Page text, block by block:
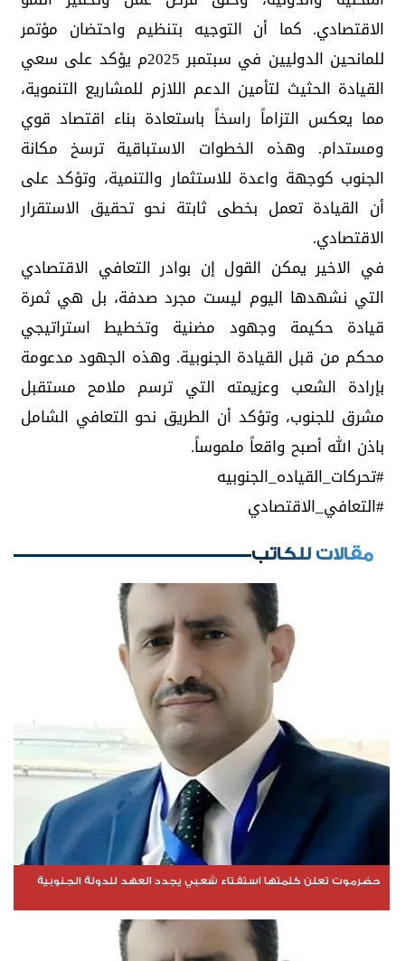
الاقتصادي. كما أن التوجيه بتنظيم واحتضان مؤتمر
للمانحين الدوليين في سبتمبر 2025م يؤكد على سعي
القيادة الحثيث لتأمين الدعم اللازم للمشاريع التنموية،
مما يعكس التزاماً راسخاً باستعادة بناء اقتصاد قوي
ومستدام. وهذه الخطوات الاستباقية ترسخ مكانة
الجنوب كوجهة واعدة للاستثمار والتنمية، وتؤكد على
أن القيادة تعمل بخطى ثابتة نحو تحقيق الاستقرار
الاقتصادي.
في الاخير يمكن القول إن بوادر التعافي الاقتصادي
التي نشهدها اليوم ليست مجرد صدفة، بل هي ثمرة
قيادة حكيمة وجهود مضنية وتخطيط استراتيجي
محكم من قبل القيادة الجنوبية. وهذه الجهود مدعومة
بإرادة الشعب وعزيمته التي ترسم ملامح مستقبل
مشرق للجنوب، وتؤكد أن الطريق نحو التعافي الشامل
باذن الله أصبح واقعاً ملموساً.
مقالات للكاتب
حضرموت تعلن كلمتها استفتاء شعبي يجدد العهد للدولة الجنوبية